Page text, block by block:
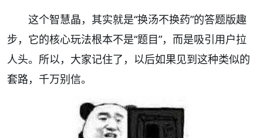
这个智慧晶，其实就是“换汤不换药”的答题版趣
步，它的核心玩法根本不是“题目”，而是吸引用户拉
人头。所以，大家记住了，以后如果见到这种类似的
套路，千万别信。